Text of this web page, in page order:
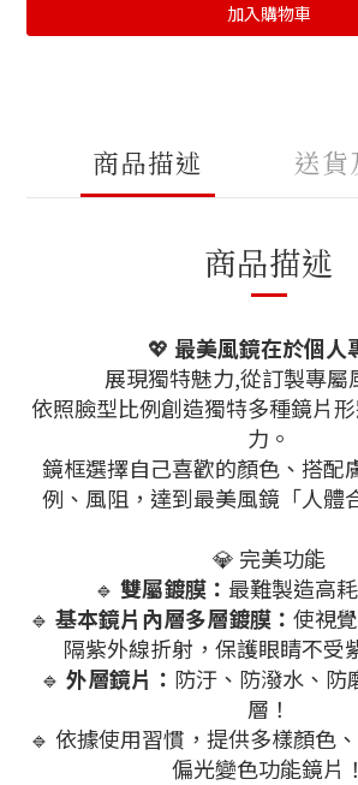
加入購物車
商品描述 送貨
商品描述
💖 最美風鏡在於個人
展現獨特魅力,從訂製專屬
依照臉型比例創造獨特多種鏡片
力。
鏡框選擇自己喜歡的顏色、搭配
例、風阻，達到最美風鏡「人體
💎 完美功能
🔹 雙屬鍍膜： 最難製造高
🔹 基本鏡片內層多層鍍膜： 使視
隔紫外線折射，保護眼睛不受
🔹 外層鏡片： 防汙、防潑水、防
層！
🔹 依據使用習慣，提供多樣顏色
偏光變色功能鏡片！